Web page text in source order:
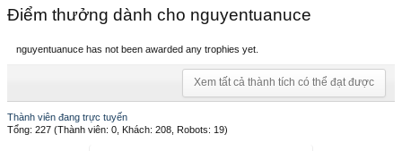
Điểm thưởng dành cho nguyentuanuce
nguyentuanuce has not been awarded any trophies yet.
Xem tất cả thành tích có thể đạt được
Thành viên đang trực tuyến
Tổng: 227 (Thành viên: 0, Khách: 208, Robots: 19)